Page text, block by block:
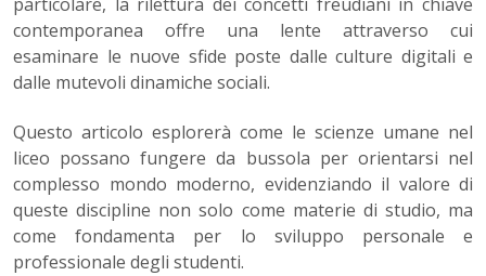
contemporanea offre una lente attraverso cui
esaminare le nuove sfide poste dalle culture digitali e
dalle mutevoli dinamiche sociali.
Questo articolo esplorerà come le scienze umane nel
liceo possano fungere da bussola per orientarsi nel
complesso mondo moderno, evidenziando il valore di
queste discipline non solo come materie di studio, ma
come fondamenta per lo sviluppo personale e
professionale degli studenti.